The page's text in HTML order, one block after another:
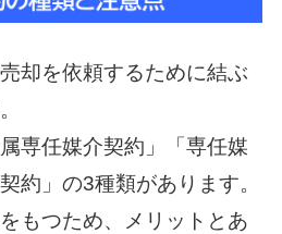
却を依頼するために結ぶ
専任媒介契約」「専任媒
約」の3種類があります。
もつため、メリットとあ